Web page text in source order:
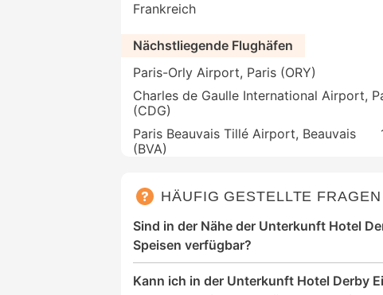
Frankreich
Nächstliegende Flughäfen
Paris-Orly Airport, Paris (ORY)
Charles de Gaulle International Airport,
(CDG)
Paris Beauvais Tillé Airport, Beauvais
(BVA)
HÄUFIG GESTELLTE FRAGEN
Sind in der Nähe der Unterkunft Hotel
Speisen verfügbar?
Kann ich in der Unterkunft Hotel Derby